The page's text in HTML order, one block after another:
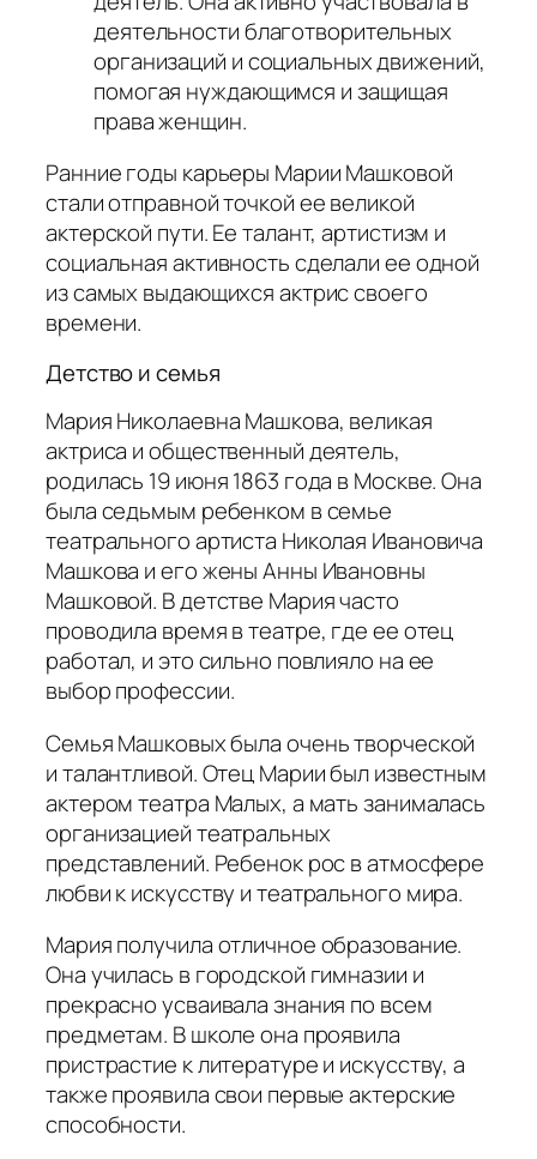
деятельности благотворительных
организаций и социальных движений,
помогая нуждающимся и защищая
права женщин.
Ранние годы карьеры Марии Машковой
стали отправной точкой ее великой
актерской пути. Ее талант, артистизм и
социальная активность сделали ее одной
из самых выдающихся актрис своего
времени.
Детство и семья
Мария Николаевна Машкова, великая
актриса и общественный деятель,
родилась 19 июня 1863 года в Москве. Она
была седьмым ребенком в семье
театрального артиста Николая Ивановича
Машкова и его жены Анны Ивановны
Машковой. В детстве Мария часто
проводила время в театре, где ее отец
работал, и это сильно повлияло на ее
выбор профессии.
Семья Машковых была очень творческой
и талантливой. Отец Марии был известным
актером театра Малых, а мать занималась
организацией театральных
представлений. Ребенок рос в атмосфере
любви к искусству и театрального мира.
Мария получила отличное образование.
Она училась в городской гимназии и
прекрасно усваивала знания по всем
предметам. В школе она проявила
пристрастие к литературе и искусству, а
также проявила свои первые актерские
способности.